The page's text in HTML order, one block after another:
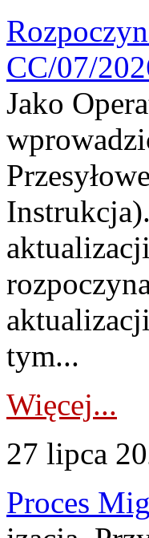
CC/07/
Jako
tym...
Więcej...
27 lipca
Proces